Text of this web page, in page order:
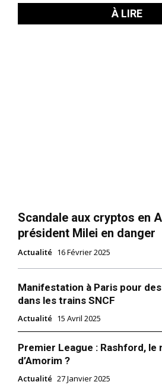
À LIRE
Scandale aux cryptos en
président Milei en danger
Actualité 16 Février 2025
Manifestation à Paris pour
dans les trains SNCF
Actualité 15 Avril 2025
Premier League : Rashford, le
d’Amorim ?
Actualité 27 Janvier 2025